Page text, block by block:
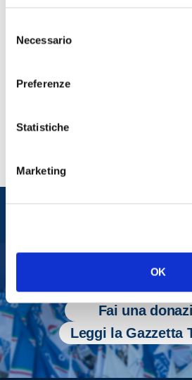
delNecessario
Preferenze
Statistiche
Marketing
OK
Fratelli d’Italia, Giorgia
CONDIVIDI
Fratelli
Tesserati
Fai una
Leggi la Gazzetta